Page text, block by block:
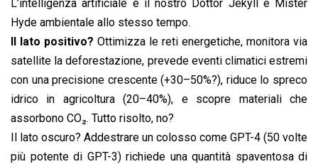
L’intelligenza artificiale è il nostro Dottor Jekyll e Mister
Hyde ambientale allo stesso tempo.
Il lato positivo? Ottimizza le reti energetiche, monitora via
satellite la deforestazione, prevede eventi climatici estremi
con una precisione crescente (+30–50%?), riduce lo spreco
idrico in agricoltura (20–40%), e scopre materiali che
assorbono CO₂. Tutto risolto, no?
Il lato oscuro? Addestrare un colosso come GPT-4 (50 volte
più potente di GPT-3) richiede una quantità spaventosa di